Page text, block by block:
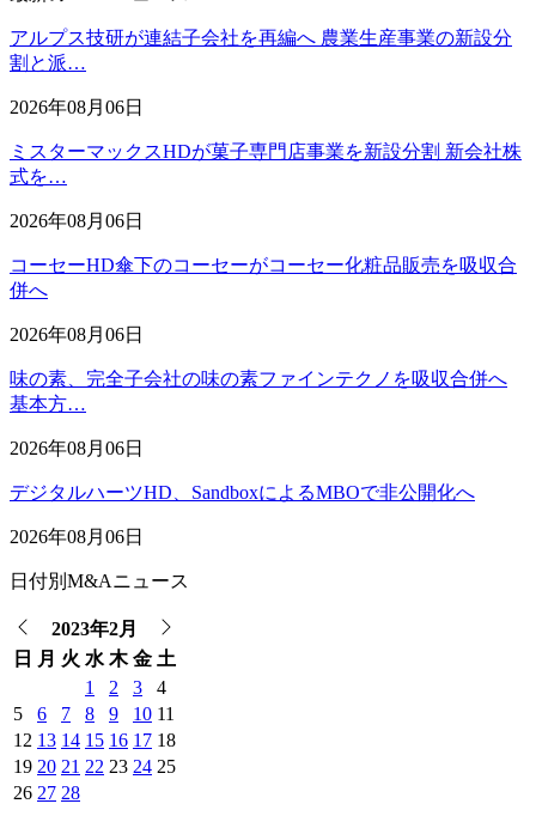
アルプス技研が連結子会社を再編へ 農業生産事業の新設分
割と派…
2026年08月06日
ミスターマックスHDが菓子専門店事業を新設分割 新会社株
式を…
2026年08月06日
コーセーHD傘下のコーセーがコーセー化粧品販売を吸収合
併へ
2026年08月06日
味の素、完全子会社の味の素ファインテクノを吸収合併へ
基本方…
2026年08月06日
デジタルハーツHD、SandboxによるMBOで非公開化へ
2026年08月06日
日付別M&Aニュース
2023年2月
日
月 火 水 木 金 土
1
2 3
4
5
6 7 8 9 10 11
12 13 14 15 16 17 18
19 20 21 22 23 24 25
26 27 28